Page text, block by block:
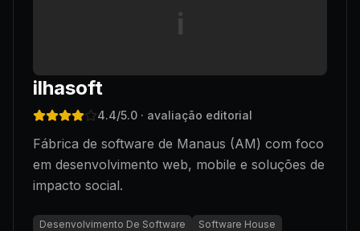
i
ilhasoft
4.4/5.0 · avaliação editorial
Fábrica de software de Manaus (AM) com foco
em desenvolvimento web, mobile e soluções de
impacto social.
Desenvolvimento De Software
Software House